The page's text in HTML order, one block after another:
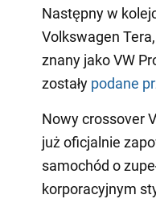
Następny w
Volkswagen
znany jako VW
zostały podane
Nowy crossover
już oficjalnie
samochód o
korporacyjnym